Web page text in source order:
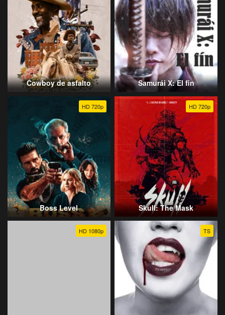
Cowboy de asfalto Samurái X: El fin
HD 720p
Boss Level
HD 720p
Skull: The Mask
HD 1080p TS